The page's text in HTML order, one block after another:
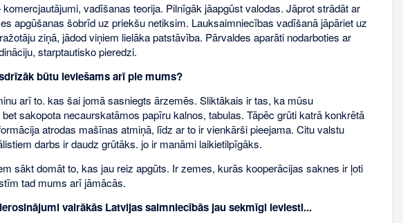
vadīšanas teorija. Pilnīgāk jāapgūst valodas. Jāprot strādāt ar
apgūšanas šobrīd uz priekšu netiksim. Lauksaimniecības vadīšanā jāpāriet uz
ziņā, jādod viņiem lielāka patstāvība. Pārvaldes aparāti nodarboties ar
starptautisko pieredzi.
būtu ieviešams arī pie mums?
arī to. kas šai jomā sasniegts ārzemēs. Sliktākais ir tas, ka mūsu
sakopota necaurskatāmos papīru kalnos, tabulas. Tāpēc grūti katrā konkrētā
atrodas mašīnas atmiņā, līdz ar to ir vienkārši pieejama. Citu valstu
darbs ir daudz grūtāks. jo ir manāmi laikietilpīgāks.
sākt domāt to, kas jau reiz apgūts. Ir zemes, kurās kooperācijas saknes ir ļoti
tad mums arī jāmācās.
vairākās Latvijas saimniecībās jau sekmīgi ieviesti...